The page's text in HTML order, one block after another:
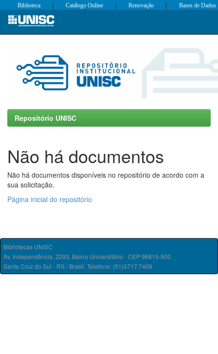
Skip
Biblioteca | Catálogo Online | Renovação | Bases de Dados
Repositório UNISC
Não há documentos
Não há documentos disponíveis no repositório de acordo com a
sua solicitação.
Página inicial do repositório
Bibliotecas UNISC
Av. Independência, 2293, Bairro Universitário - CEP 96815-900
Santa Cruz do Sul - RS / Brasil. Telefone: (51)3717.7409